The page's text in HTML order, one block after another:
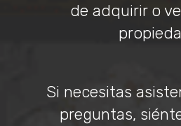
de adquirir o
Si necesitas
preguntas,